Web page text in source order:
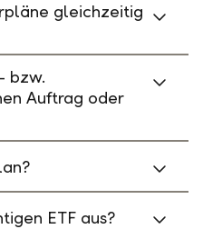
gleichzeitig
bzw.
Auftrag oder
ETF aus?